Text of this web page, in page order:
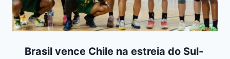
Brasil vence Chile na estreia do Sul-